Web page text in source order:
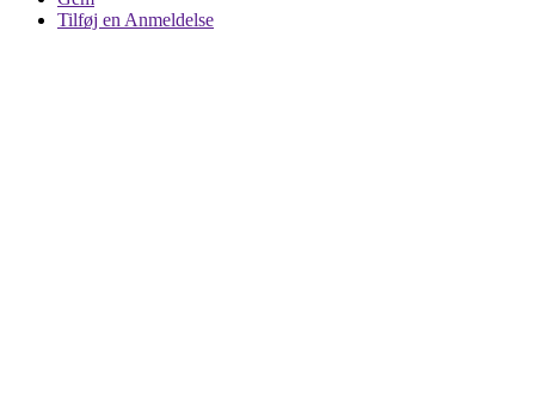
Tilføj en Anmeldelse